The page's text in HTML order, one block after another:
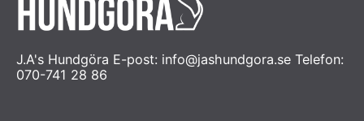
J.A's Hundgöra E-post: info@jashundgora.se Telefon:
070-741 28 86